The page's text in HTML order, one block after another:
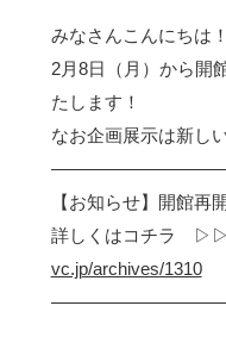
みなさんこんにちは！
2月8日（月）から開
たします！
なお企画展示は新し
【お知らせ】開館再
詳しくはコチラ
vc.jp/archives/1310